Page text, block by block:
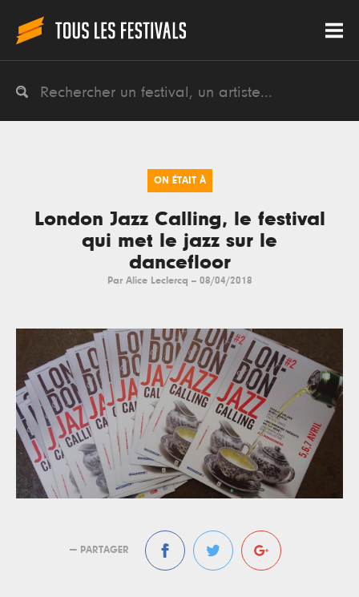
ON ÉTAIT À
London Jazz Calling, le festival
qui met le jazz sur le
dancefloor
Par Alice Leclercq -- 08/04/2018
— PARTAGER